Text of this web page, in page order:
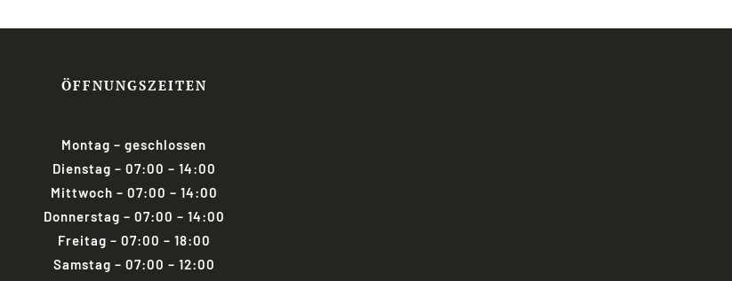
ÖFFNUNGSZEITEN
Montag – geschlossen
Dienstag – 07:00 – 14:00
Mittwoch – 07:00 – 14:00
Donnerstag – 07:00 – 14:00
Freitag – 07:00 – 18:00
Samstag – 07:00 – 12:00